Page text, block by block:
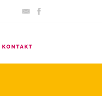
KONTAKT